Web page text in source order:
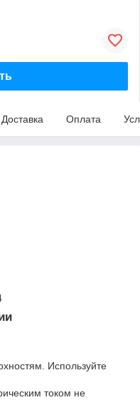
Доставка Оплата
Используйте
током не